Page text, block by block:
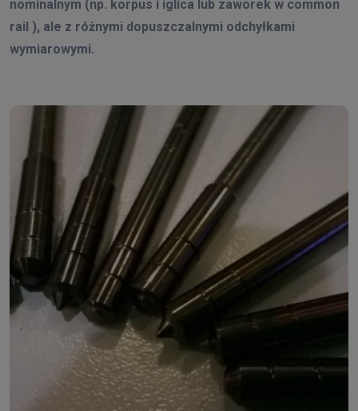
nominalnym (np. korpus i iglica lub zaworek w common
rail ), ale z różnymi dopuszczalnymi odchyłkami
wymiarowymi.